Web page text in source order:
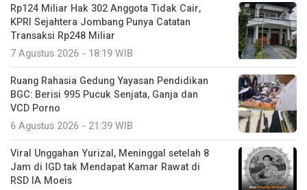
Rp124 Miliar Hak 302 Anggota Tidak Cair,
KPRI Sejahtera Jombang Punya Catatan
Transaksi Rp248 Miliar
7 Agustus 2026 - 18:19 WIB
Ruang Rahasia Gedung Yayasan Pendidikan
BGC: Berisi 995 Pucuk Senjata, Ganja dan
VCD Porno
6 Agustus 2026 - 21:39 WIB
Viral Unggahan Yurizal, Meninggal setelah 8
Jam di IGD tak Mendapat Kamar Rawat di
RSD IA Moeis